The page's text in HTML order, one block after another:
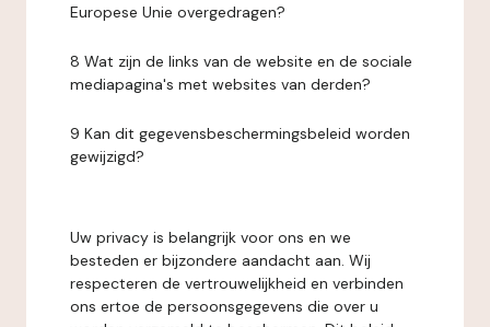
Europese Unie overgedragen?
8 Wat zijn de links van de website en de sociale
mediapagina's met websites van derden?
9 Kan dit gegevensbeschermingsbeleid worden
gewijzigd?
Uw privacy is belangrijk voor ons en we
besteden er bijzondere aandacht aan. Wij
respecteren de vertrouwelijkheid en verbinden
ons ertoe de persoonsgegevens die over u